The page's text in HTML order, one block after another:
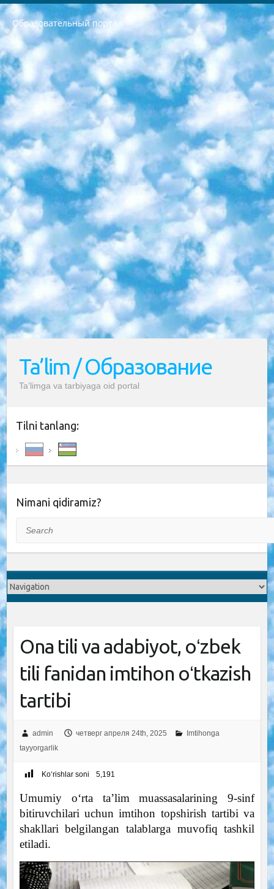
Образовательный портал
РЕСПУБЛИКА УЗБЕКИСТАН МИНИСТРЕРСТВО ДОШКОЛЬНОГО И ШКОЛЬНОГО ОБРАЗОВАНИЯ КОМАНДА в общеобразовательных учреждениях в 2023-2024 учебном году организация и проведение итоговой государственной аттестации обучающихся о Министра дошкольного и школьного образования Республики Узбекистан от 4 марта 2008 года (постановлением Минюста от 20 марта 2008 года № 1778 государственной регистрации) «Итоговое состояние учащихся общего среднего образования на основании положения об утверждении положения об аттестации общего среднего образования выпускной экзамен студентов в образовательных учреждениях в 2023-2024 учебном году В целях организации и прохождения аттестации приказываю: 1. Следующее: перечень предметов, по которым будет проводиться итоговая государственная аттестация и экзамен формы перевода согласно приложению 1; сертификаты международного образца, оценивающие уровень владения иностранными языками перечень согласно приложению 2; 2. Педагогический при специализированных образовательных учреждениях. научно-практический центр квалификации и международной оценки (Д.Давидова) 2024 г. До 25 марта: задания по предметам, по которым будет проводиться итоговая аттестация разработка и утверждение технических условий; итоговая аттестация на основании разработанного предметного задания разработка вопросов по предметам (устно и письменно), экзамен передача; общеобразовательные средние школы и специальные учебные заведения учащиеся выпускных классов школ и интернатов в агентской системе подготовка базы данных экзаменационных материалов и критериев оценки; перевод базы экзаменационных материалов на все языки обучения подать в Республиканский образовательный центр для изготовления; варианты экзаменов на основе разработанных контрольных материалов пусть будут поставлены задачи формирования. 3. Республиканский образовательный центр (Ш.Худайкулов) до 5 апреля 2024 года. до: база данных предоставленных экзаменационных материалов на все языки обучения перевод и экспертиза; для слепых, слабовидящих, глухих, слабослышащих и умственно отсталых детей учащиеся выпускных классов специализированных школ и школ-интернатов база данных экзаменационных материалов на всех преподаваемых языках подготовка критериев оценки; специализированные школы для умственно отсталых детей и технологии для учащихся выпускных классов школ-интернатов разработка соответствующих рекомендаций и критериев проведения ЕГЭ по естествознанию давать задания. 4. Педагогический при специализированных образовательных учреждениях. Научно-практический центр навыков и международной оценки (Д.Давидова), Республика образовательный центр (Худайкулов Ш.) итоговый государственный аттестационный экзамен ориентирован на творческое и логическое мышление при подготовке базы материалов учитывать введение заданий. 5. Следует отметить, что: сертификат государственного образца о знании общеобразовательного предмета и как минимум национальный уровень B1 по предметам на иностранных языках, указанным в Приложении 2. или международно признанный сертификат эквивалентного уровня студенты, изучающие определенный предмет, освобождаются от экзамена; по соответствующим предметам запланирована итоговая государственная аттестация за день до дня, путем жеребьевки Рабочей группой (в письменной форме по предметам, проводимым в форме) из числа сформированных вариантов выбрано 2 варианта; 2 выбранных варианта экзамена анонсированы на официальном сайте министерства и все выпускники по всей стране на основе этих вариантов проводит итоговую государственную аттестацию. 6. Государственное образование учащихся средних общеобразовательных учреждений. знания в соответствии с квалификационными требованиями, которые необходимо приобрести на основании стандартов итоговый (выпускной) контроль для 9 и 11 классов в целях тестирования Экзамены (далее – экзамены) состоят из предметов, перечисленных в приложении 1. будет сделано. 7. Экзамены пройдут с 26 мая по 15 июня 2024 г. (кроме науки физического воспитания). 8. Физическая для учащихся 9 классов общесредних образовательных учреждений. Экзамены по предмету «Образование, квалификация медицина» 1-6 мая 2024 года. сотрудники перевести под присмотр (с отклонениями в физическом или умственном развитии) специализированная школа для детей, школы-интернаты и со сколиозом школы-интернаты санаторного типа для больных детей исключены). 9. Он был слепым, слабовидящим и имел нарушения опорно-двигательного аппарата. экзамены в специализированных школах и интернатах для детей должны проводиться исходя из требований, предъявляемых к общеобразовательным учреждениям (физкультура кроме науки). 10. Специализированная школа для глухих и слабослышащих детей. и экзамены в интернатах и быть реализован в виде письменного теста по математике. 11. Специальность для умственно отсталых детей. Для 9 класса Родной язык и литературное письмо Государственный язык (язык обучения – узбекский). для неклассов) написано Математическое письмо Письменная/устная история Узбекистана Физическое воспитание практично Итоговый контроль Для 11 класса Написание родного языка и литературы (эссе) Математическое письмо Узбекский язык (обучение на узбекском языке) не посещающее общее среднее образование для учреждений)/Образовательное учреждение выбор письменный и устный Иностранный язык письменный/устный Письменная/устная история Узбекистана *По выбору студента:  Химия  Физика  Основы государственного права  География 10 бесплатных образовательных ресурсов - Мы составили подборку онлайн-проектов с интерактивными упражнениями, видеолекциями и статьями. Они помогут вам обрести новые и освежить старые знания бесплатно. 1. «ИНТУИТ» Старейшая образовательная площадка Рунета. Здесь вы найдёте сотни текстовых и видеокурсов на десятки различных тем — от программирования до психологии. Многие курсы подготовлены российскими университетами и крупными международными компаниями вроде Intel и Microsoft. Самостоятельное обучение бесплатное, но желающие могут оплатить услуги персональных наставников. 2. «Смартия» знакомит с актуальными профессиями и подсказывает, как им обучаться. Выбрав заинтересовавшую вас специальность — SMM-специалист, фотограф, веб-дизайнер или другую, — увидите список необходимых для неё умений. Чтобы вы могли освоить их самостоятельно, для каждого умения площадка отображает подборку ссылок на учебные материалы. Хотя «Смартия» ориентируется на русскоязычную аудиторию, часть контента всё же доступна только на английском. 3. «Лекторий Физтеха» Проект Московского физико-технического института (Физтеха). С его помощью вы можете смотреть онлайн серии лекций, записанные на видео в этом вузе. В числе доступных предметов — физика, биология, химия, информационные технологии и другие. К некоторым лекциям администрация ресурса прилагает готовые конспекты, которые можно скачивать в PDF-формате. 4. ITMOcourses Онлайн-площадка Санкт-Петербургского национального исследовательского университета информационных технологий, механики и оптики (ИТМО). Ресурс предоставляет свободный доступ к курсам, разработанным в этом вузе. Каталог материалов разбит на четыре категории: «Оптические системы и технологии», «Приборостроение и робототехника», «Информационные технологии» и «Биотехнологии». Курсы состоят из видеолекций, интерактивных демонстраций и заданий. 5. «КиберЛенинка» Электронная научная библиотека открытого доступа. Каталог площадки регулярно обрастает текстами статей из различных научных изданий. Сгруппированные по журналам и рубрикам публикации можно читать онлайн или скачивать целиком в PDF-формате. Проект нацелен на популяризацию науки за счёт открытого доступа к качественной информации. 6. «ПостНаука» На этом ресурсе публикуют подборки видеолекций, составленные экспертами из разных отраслей и объединённые общими темами. Среди них, к примеру, есть серии «Биоинформатика и геномика», «Культура средневековой Скандинавии» и Cinema Studies о теории кино. Каждая подборка лекций — логически связанная история, рассказанная экспертом от первого лица. Кроме того, на сайте появляются научно-образовательные статьи и тесты на разные темы. 7. «Newочём» Команда проекта «Newочём» отбирает самые интересные тексты из англоязычных СМИ и переводит те из них, за которые голосуют участники сообщества «ВКонтакте». По большей части это научно-популярные статьи. Редакторы придумывают лишь заголовки, в остальном содержание переводов соответствует оригиналам. Полные тексты можно читать прямо в социальной сети. 8. InternetUrok Онлайн-база материалов по основным дисциплинам школьной программы. Информация на сайте структурирована по классам, предметам и темам (урокам). Каждый урок состоит из видеолекций и конспектов. Есть также интерактивные тренажёры и тесты для закрепления пройденного материала. Даже если вы давно окончили школу, возможность повторить программу старших классов всегда может пригодиться. 9. Edutainme Ещё один ресурс об образовании. В отличие от Newtonew, как мне кажется, Edutainme больше ориентируется на представителей индустрии: педагогов, предпринимателей, разработчиков образовательных проектов. Но и любой, кто просто стремится к саморазвитию, найдёт на сайте много полезного и интересного для себя. Например, информацию о новых курсах и образовательных сервисах. 10. Newtonew Онлайн-медиа об образовании и обучении в широком смысле. Авторы Newtonew пишут об инструментах, заведениях, тактиках и стратегиях, которые помогают учить других и получать новые знания самостоятельно. На этой площадке вы найдёте новости, обзоры, аналитические мат
Ta’lim / Образование
Ta’limga va tarbiyaga oid portal
Tilni tanlang:
Nimani qidiramiz?
Ona tili va adabiyot, oʻzbek
tili fanidan imtihon oʻtkazish
tartibi
admin четверг апреля 24th, 2025
Imtihonga
tayyorgarlik
Ko‘rishlar soni 5,191
Umumiy oʻrta taʼlim muassasalarining 9-sinf
bitiruvchilari uchun imtihon topshirish tartibi va
shakllari belgilangan talablarga muvofiq tashkil
etiladi.